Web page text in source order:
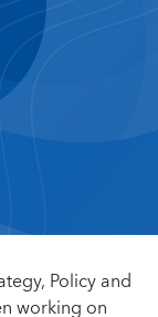
Policy and
working on